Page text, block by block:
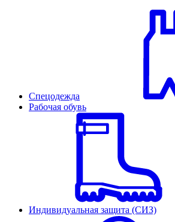
Спецодежда
Рабочая обувь
Индивидуальная защита (СИЗ)